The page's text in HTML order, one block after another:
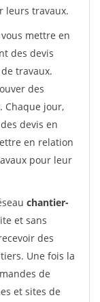
leurs travaux.
mettre en
des devis
travaux.
des
. Chaque jour,
devis en
en relation
pour leur
chantier-
et sans
des
Une fois la
de
et sites de